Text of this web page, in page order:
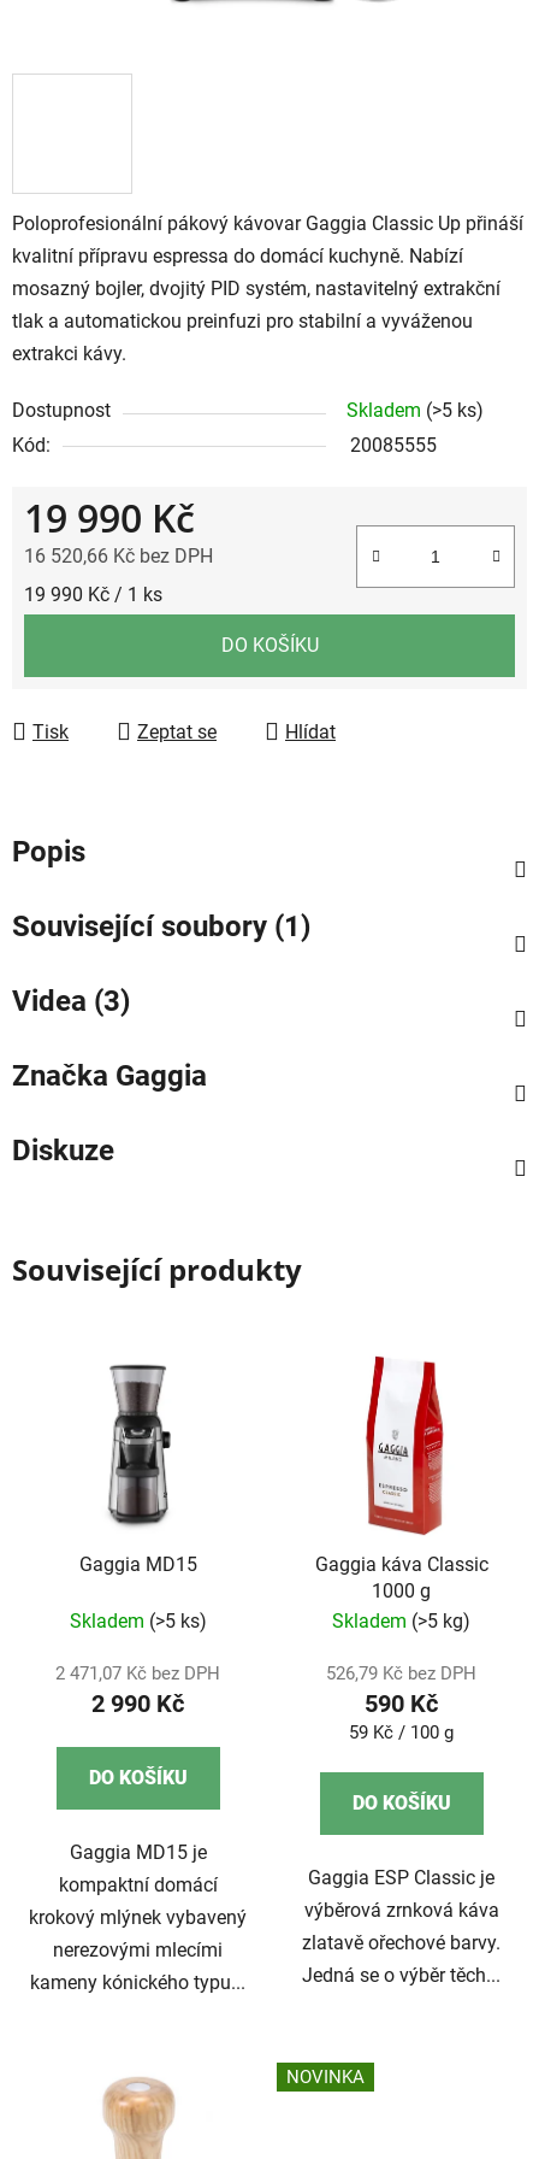
Poloprofesionální pákový kávovar Gaggia Classic Up přináší
kvalitní přípravu espressa do domácí kuchyně. Nabízí
mosazný bojler, dvojitý PID systém, nastavitelný extrakční
tlak a automatickou preinfuzi pro stabilní a vyváženou
extrakci kávy.
Dostupnost Skladem (>5 ks)
Kód:
20085555
19 990 Kč
16 520,66 Kč bez DPH
Měrná cena:
19 990 Kč / 1 ks
DO KOŠÍKU
Tisk Zeptat se Hlídat
Popis
Související soubory (1)
Videa (3)
Značka Gaggia
Diskuze
Související produkty
Gaggia MD15
Skladem (>5 ks)
2 471,07 Kč bez DPH
2 990 Kč
DO KOŠÍKU
Gaggia MD15 je
kompaktní domácí
krokový mlýnek vybavený
nerezovými mlecími
kameny kónického typu...
Gaggia káva Classic
1000 g
Skladem (>5 kg)
526,79 Kč bez DPH
590 Kč
Měrná
59 Kč / 100 g
DO KOŠÍKU
Gaggia ESP Classic je
výběrová zrnková káva
zlatavě ořechové barvy.
Jedná se o výběr těch...
NOVINKA